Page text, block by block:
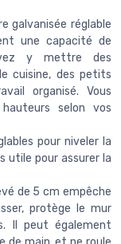
galvanisée réglable
une capacité de
y mettre des
cuisine, des petits
organisé. Vous
selon vos
pour niveler la
utile pour assurer la
de 5 cm empêche
protège le mur
Il peut également